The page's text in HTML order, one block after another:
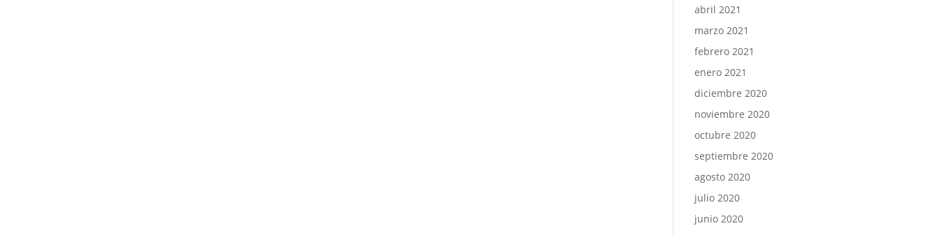
abril 2021
marzo 2021
febrero 2021
enero 2021
diciembre 2020
noviembre 2020
octubre 2020
septiembre 2020
agosto 2020
julio 2020
junio 2020